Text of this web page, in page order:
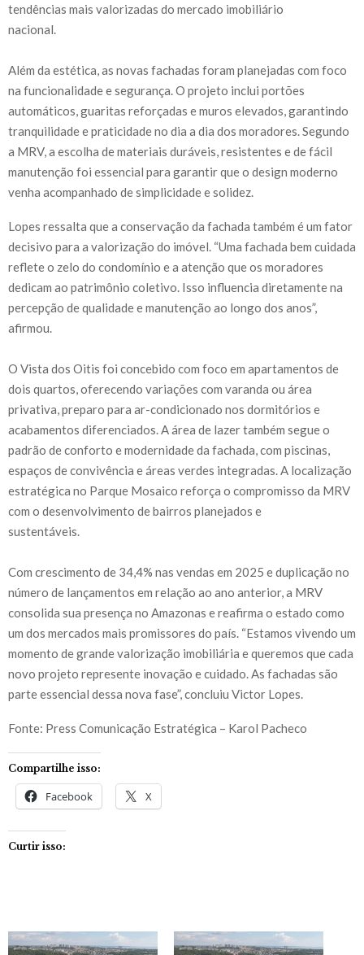
tendências mais valorizadas do mercado imobiliário
nacional.
Além da estética, as novas fachadas foram planejadas com foco
na funcionalidade e segurança. O projeto inclui portões
automáticos, guaritas reforçadas e muros elevados, garantindo
tranquilidade e praticidade no dia a dia dos moradores. Segundo
a MRV, a escolha de materiais duráveis, resistentes e de fácil
manutenção foi essencial para garantir que o design moderno
venha acompanhado de simplicidade e solidez.
Lopes ressalta que a conservação da fachada também é um fator
decisivo para a valorização do imóvel. “Uma fachada bem cuidada
reflete o zelo do condomínio e a atenção que os moradores
dedicam ao patrimônio coletivo. Isso influencia diretamente na
percepção de qualidade e manutenção ao longo dos anos”,
afirmou.
O Vista dos Oitis foi concebido com foco em apartamentos de
dois quartos, oferecendo variações com varanda ou área
privativa, preparo para ar-condicionado nos dormitórios e
acabamentos diferenciados. A área de lazer também segue o
padrão de conforto e modernidade da fachada, com piscinas,
espaços de convivência e áreas verdes integradas. A localização
estratégica no Parque Mosaico reforça o compromisso da MRV
com o desenvolvimento de bairros planejados e
sustentáveis.
Com crescimento de 34,4% nas vendas em 2025 e duplicação no
número de lançamentos em relação ao ano anterior, a MRV
consolida sua presença no Amazonas e reafirma o estado como
um dos mercados mais promissores do país. “Estamos vivendo um
momento de grande valorização imobiliária e queremos que cada
novo projeto represente inovação e cuidado. As fachadas são
parte essencial dessa nova fase”, concluiu Victor Lopes.
Fonte: Press Comunicação Estratégica – Karol Pacheco
Compartilhe isso:
Facebook X
Curtir isso: